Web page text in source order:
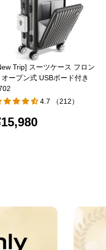
Trip] スーツケース フロン
オープン式 USBボード付き
4.7 （212）